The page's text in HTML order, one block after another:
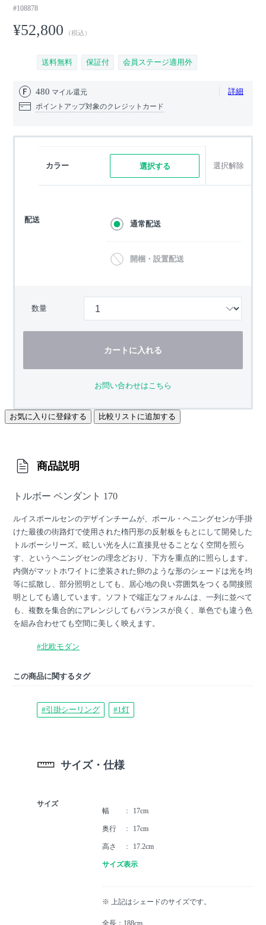
#108878
¥52,800 （税込）
送料無料 保証付 会員ステージ適用外
480 マイル還元 詳細
ポイントアップ対象のクレジットカード
カラー 選択する 選択解除
配送 通常配送
開梱・設置配送
数量
カートに入れる
お問い合わせはこちら
お気に入りに登録する 比較リストに追加する
商品説明
トルボー ペンダント 170
ルイスポールセンのデザインチームが、ポール・ヘニングセンが手掛
けた最後の街路灯で使用された楕円形の反射板をもとにして開発した
トルボーシリーズ。眩しい光を人に直接見せることなく空間を照ら
す、というヘニングセンの理念どおり、下方を重点的に照らします。
内側がマットホワイトに塗装された卵のような形のシェードは光を均
等に拡散し、部分照明としても、居心地の良い雰囲気をつくる間接照
明としても適しています。ソフトで端正なフォルムは、一列に並べて
も、複数を集合的にアレンジしてもバランスが良く、単色でも違う色
を組み合わせても空間に美しく映えます。
#北欧モダン
この商品に関するタグ
#引掛シーリング #1灯
サイズ・仕様
サイズ
幅
17cm
奥行 17cm
高さ 17.2cm
サイズ表示
※ 上記はシェードのサイズです。
全長：188cm